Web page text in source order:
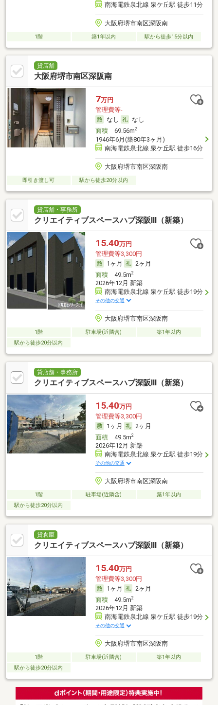
南海電鉄泉北線 泉ケ丘駅 徒歩11分
大阪府堺市南区深阪南
1階 築1年以内 駅から徒歩15分以内
貸店舗
大阪府堺市南区深阪南
7万円
管理費等-
なし
なし
面積69.56m2
1946年6月(築80年3ヶ月)
南海電鉄泉北線 泉ケ丘駅 徒歩16分
大阪府堺市南区深阪南
即引き渡し可 駅から徒歩20分以内
貸店舗・事務所
クリエイティブスペースハブ深阪Ⅲ（新築）
15.40万円
管理費等3,300円
1ヶ月
2ヶ月
面積49.5m2
2026年12月 新築
南海電鉄泉北線 泉ケ丘駅 徒歩19分
その他の交通
大阪府堺市南区深阪南
1階 駐車場(近隣含)
築1年以内
駅から徒歩20分以内
貸店舗・事務所
クリエイティブスペースハブ深阪Ⅲ（新築）
15.40万円
管理費等3,300円
1ヶ月
2ヶ月
面積49.5m2
2026年12月 新築
南海電鉄泉北線 泉ケ丘駅 徒歩19分
その他の交通
大阪府堺市南区深阪南
1階 駐車場(近隣含)
築1年以内
駅から徒歩20分以内
貸倉庫
クリエイティブスペースハブ深阪Ⅲ（新築）
15.40万円
管理費等3,300円
1ヶ月
2ヶ月
面積49.5m2
2026年12月 新築
南海電鉄泉北線 泉ケ丘駅 徒歩19分
その他の交通
大阪府堺市南区深阪南
1階 駐車場(近隣含)
築1年以内
駅から徒歩20分以内